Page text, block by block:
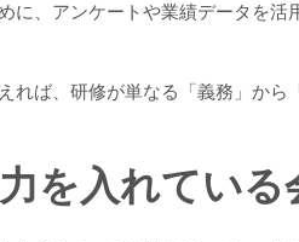
に、アンケートや業績データを
れば、研修が単なる「義務」から
を入れてい